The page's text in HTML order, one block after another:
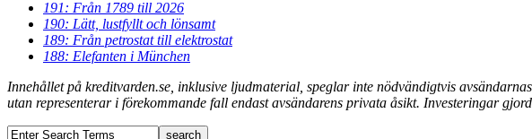
191: Från 1789 till 2026
190: Lätt, lustfyllt och lönsamt
189: Från petrostat till elektrostat
188: Elefanten i München
Innehållet på kreditvarden.se, inklusive ljudmaterial, speglar inte nödvändigtvis
utan representerar i förekommande fall endast avsändarens privata åsikt. Investeringar